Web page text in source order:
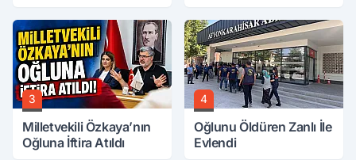
3
Milletvekili Özkaya’nın
Oğluna İftira Atıldı
4
Oğlunu Öldüren Zanlı İle
Evlendi